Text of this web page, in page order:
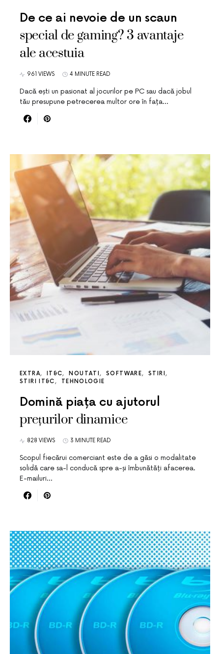
De ce ai nevoie de un scaun
special de gaming? 3 avantaje
ale acestuia
961 VIEWS 4 MINUTE READ
Dacă ești un pasionat al jocurilor pe PC sau dacă jobul
tău presupune petrecerea multor ore în fața…
EXTRA IT&C NOUTATI SOFTWARE
STIRI
STIRI IT&C
TEHNOLOGIE
Domină piața cu ajutorul
prețurilor dinamice
828 VIEWS 3 MINUTE READ
Scopul fiecărui comerciant este de a găsi o modalitate
solidă care sa-l conducă spre a-și îmbunătăți afacerea.
E-mailuri…